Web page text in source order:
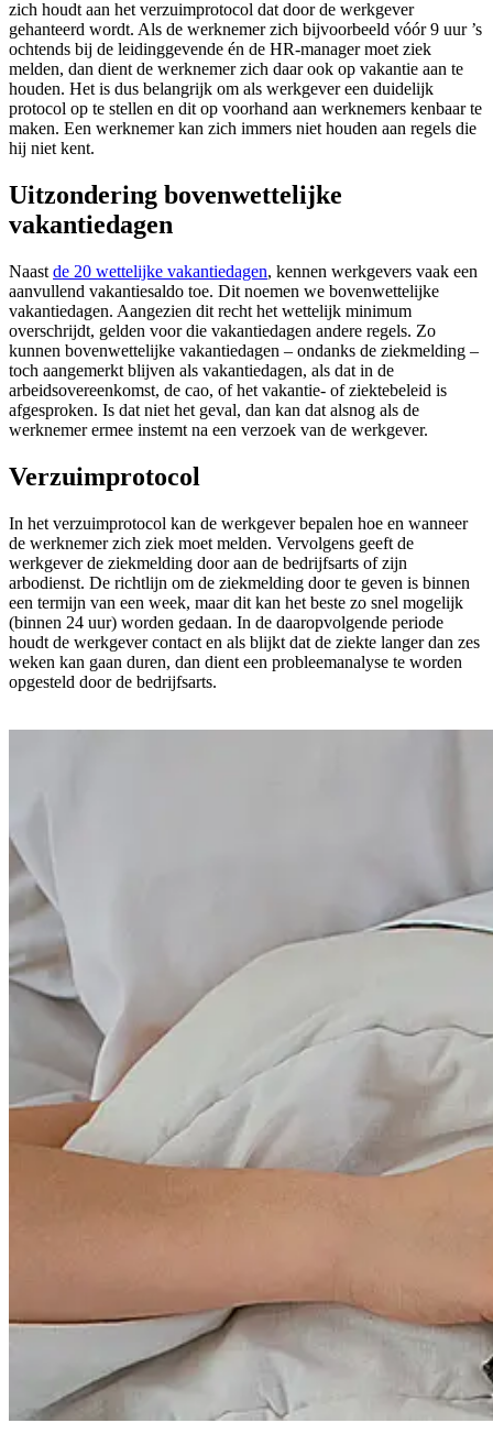
zich houdt aan het verzuimprotocol dat door de werkgever
gehanteerd wordt. Als de werknemer zich bijvoorbeeld vóór 9 uur ’s
ochtends bij de leidinggevende én de HR-manager moet ziek
melden, dan dient de werknemer zich daar ook op vakantie aan te
houden. Het is dus belangrijk om als werkgever een duidelijk
protocol op te stellen en dit op voorhand aan werknemers kenbaar te
maken. Een werknemer kan zich immers niet houden aan regels die
hij niet kent.
Uitzondering bovenwettelijke
vakantiedagen
Naast de 20 wettelijke vakantiedagen, kennen werkgevers vaak een
aanvullend vakantiesaldo toe. Dit noemen we bovenwettelijke
vakantiedagen. Aangezien dit recht het wettelijk minimum
overschrijdt, gelden voor die vakantiedagen andere regels. Zo
kunnen bovenwettelijke vakantiedagen – ondanks de ziekmelding –
toch aangemerkt blijven als vakantiedagen, als dat in de
arbeidsovereenkomst, de cao, of het vakantie- of ziektebeleid is
afgesproken. Is dat niet het geval, dan kan dat alsnog als de
werknemer ermee instemt na een verzoek van de werkgever.
Verzuimprotocol
In het verzuimprotocol kan de werkgever bepalen hoe en wanneer
de werknemer zich ziek moet melden. Vervolgens geeft de
werkgever de ziekmelding door aan de bedrijfsarts of zijn
arbodienst. De richtlijn om de ziekmelding door te geven is binnen
een termijn van een week, maar dit kan het beste zo snel mogelijk
(binnen 24 uur) worden gedaan. In de daaropvolgende periode
houdt de werkgever contact en als blijkt dat de ziekte langer dan zes
weken kan gaan duren, dan dient een probleemanalyse te worden
opgesteld door de bedrijfsarts.